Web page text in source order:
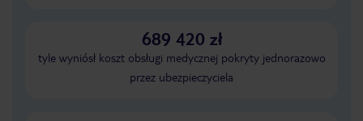
689 420 zł
tyle wyniósł koszt obsługi medycznej pokryty jednorazowo
przez ubezpieczyciela